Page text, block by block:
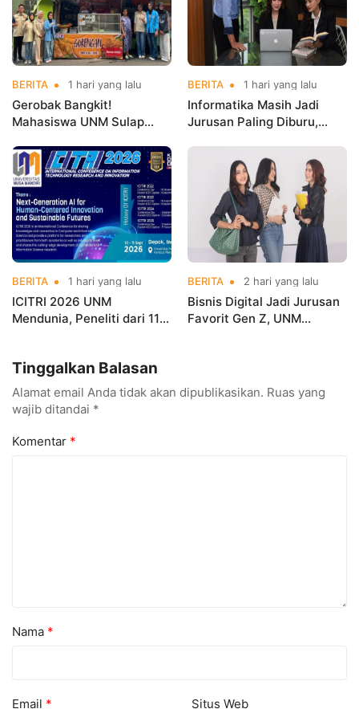
BERITA 1 hari yang lalu
Gerobak Bangkit!
Mahasiswa UNM Sulap
Menarik dan Laris
BERITA 1 hari yang lalu
Informatika Masih Jadi
Jurusan Paling Diburu,
hingga Cyber Security
BERITA 1 hari yang lalu
ICITRI 2026 UNM
Mendunia, Peneliti dari 11
BERITA 2 hari yang lalu
Bisnis Digital Jadi Jurusan
Favorit Gen Z, UNM
Tinggalkan Balasan
Alamat email Anda tidak akan dipublikasikan. Ruas yang
wajib ditandai *
Komentar *
Nama *
Email * Situs Web